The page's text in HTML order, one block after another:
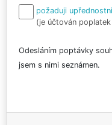
požaduji
(je účtován
Odesláním poptávky
jsem s nimi seznámen.